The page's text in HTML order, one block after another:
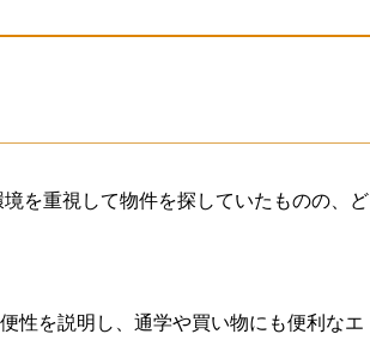
を重視して物件を探していたものの、ど
性を説明し、通学や買い物にも便利なエ